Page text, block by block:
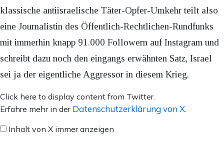
klassische antiisraelische Täter-Opfer-Umkehr teilt also
eine Journalistin des Öffentlich-Rechtlichen-Rundfunks
mit immerhin knapp 91.000 Followern auf Instagram und
schreibt dazu noch den eingangs erwähnten Satz, Israel
sei ja der eigentliche Aggressor in diesem Krieg.
Inhalt
von
anzeigen
Click here to display content from Twitter.
Erfahre mehr in der Datenschutzerklärung von X
Inhalt von X immer anzeigen